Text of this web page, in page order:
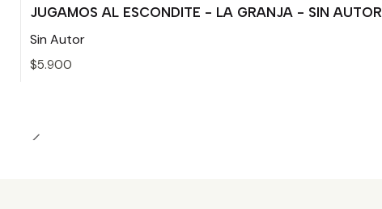
JUGAMOS AL ESCONDITE - LA GRANJA - SIN AUTOR
Sin Autor
$5.900